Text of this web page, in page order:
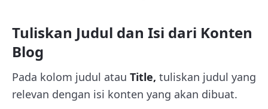
Tuliskan Judul dan Isi dari Konten
Blog
Pada kolom judul atau Title, tuliskan judul yang
relevan dengan isi konten yang akan dibuat.